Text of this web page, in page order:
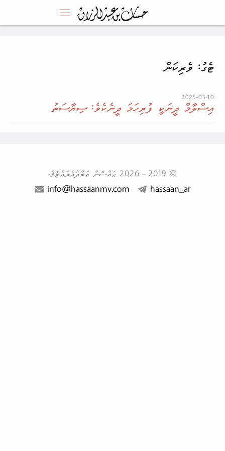
ޓެގު: ވެރިކަން
2025-03-10
އިސްލާމް ދީނަކީ ފުރިހަމަ ދީނެކެވެ: ސިޔާސަތު
© 2019
–
ޙައްސާން ޢަބްދުއްރައްޒާޤް.
info@hassaanmv.com
hassaan_ar